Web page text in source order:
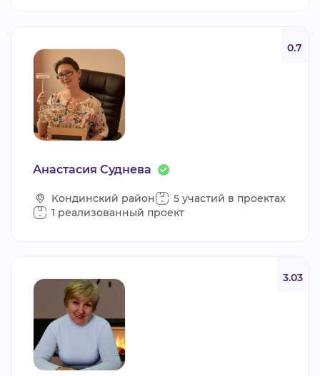
0.7
Анастасия Суднева
Кондинский район
5 участий в проектах
1 реализованный проект
3.03